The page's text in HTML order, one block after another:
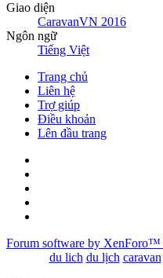
Giao diện
CaravanVN 2016
Ngôn ngữ
Tiếng Việt
Trang chủ
Liên hệ
Trợ giúp
Điều khoản
Lên đầu trang
Forum software by XenForo™
du lich du lịch caravan